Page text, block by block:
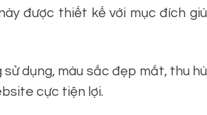
được thiết kế với mục đích
dụng, màu sắc đẹp mắt, thu
cực tiện lợi.